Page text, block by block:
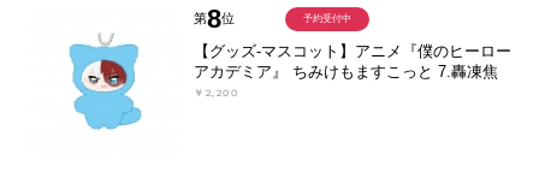
第8位
【グッズ-マスコット】アニメ『僕のヒーロー
アカデミア』 ちみけもますこっと 7.轟凍焦
￥2,200
予約受付中